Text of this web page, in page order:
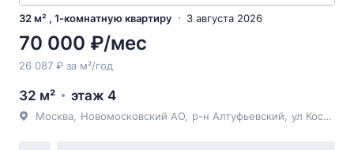
32 м² , 1-комнатную квартиру 3 августа 2026
70 000 ₽/мес
26 087 ₽ за м²/год
32 м² этаж 4
Москва Новомосковский АО р-н Алтуфьевский ул Костромская